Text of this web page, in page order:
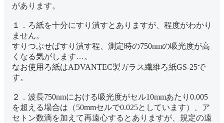
があります。
１．ろ紙を十分にすり潰すとありますが、程度がわかり
ません。
すりつぶせばすり潰す程、測定時の750nmの吸光度が高
くなる気がします…。
なお使用ろ紙はADVANTEC製ガラス繊維ろ紙GS-25で
す。
２．波長750nmにおける吸光度がセル10mmあたり0.005
を超える場合は（50mmセルで0.025としています）、ア
セトン数滴を加えて再遠心するとありますが、規定の遠